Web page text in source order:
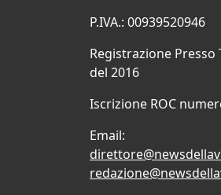
P.IVA.: 00939520946
Registrazione Presso
del 2016
Iscrizione ROC
Email: